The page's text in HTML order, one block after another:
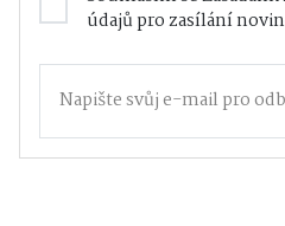
údajůpro zasílání